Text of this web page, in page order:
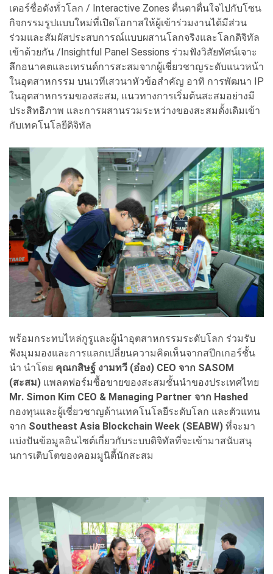
เตอร์ชื่อดังทั่วโลก / Interactive Zones ตื่นตาตื่นใจไปกับโซน
กิจกรรมรูปแบบใหม่ที่เปิดโอกาสให้ผู้เข้าร่วมงานได้มีส่วน
ร่วมและสัมผัสประสบการณ์แบบผสานโลกจริงและโลกดิจิทัล
เข้าด้วยกัน /Insightful Panel Sessions ร่วมฟังวิสัยทัศน์เจาะ
ลึกอนาคตและเทรนด์การสะสมจากผู้เชี่ยวชาญระดับแนวหน้า
ในอุตสาหกรรม บนเวทีเสวนาหัวข้อสำคัญ อาทิ การพัฒนา IP
ในอุตสาหกรรมของสะสม, แนวทางการเริ่มต้นสะสมอย่างมี
ประสิทธิภาพ และการผสานรวมระหว่างของสะสมดั้งเดิมเข้า
กับเทคโนโลยีดิจิทัล
พร้อมกระทบไหล่กูรูและผู้นำอุตสาหกรรมระดับโลก ร่วมรับ
ฟังมุมมองและการแลกเปลี่ยนความคิดเห็นจากสปีกเกอร์ชั้น
นำ นำโดย คุณกสิษฐ์ งามทวี (อ๋อง) CEO จาก SASOM
(สะสม) แพลตฟอร์มซื้อขายของสะสมชั้นนำของประเทศไทย
Mr. Simon Kim CEO & Managing Partner จาก Hashed
กองทุนและผู้เชี่ยวชาญด้านเทคโนโลยีระดับโลก และตัวแทน
จาก Southeast Asia Blockchain Week (SEABW) ที่จะมา
แบ่งปันข้อมูลอินไซต์เกี่ยวกับระบบดิจิทัลที่จะเข้ามาสนับสนุ
นการเติบโตของคอมมูนิตี้นักสะสม